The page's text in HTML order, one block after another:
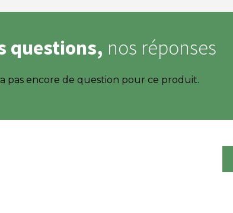
questions, nos réponses
pas encore de question pour ce produit.